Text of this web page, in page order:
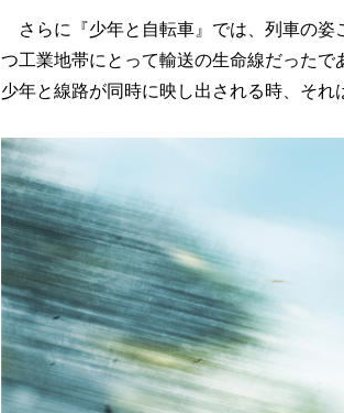
さらに『少年と自転車』では、列車の姿
つ工業地帯にとって輸送の生命線だったで
少年と線路が同時に映し出される時、それ